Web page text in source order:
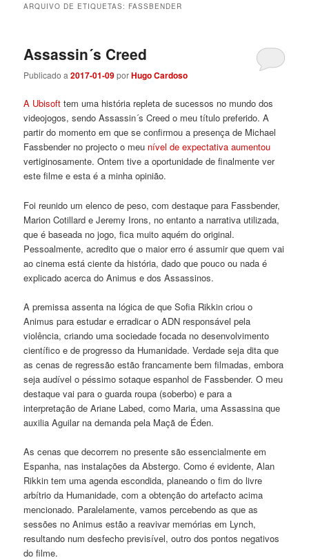
ARQUIVO DE ETIQUETAS: FASSBENDER
Assassin´s Creed
Publicado a2017-01-09porHugo Cardoso
A Ubisofttem uma história repleta de sucessos no mundo dos
videojogos, sendo Assassin´s Creed o meu título preferido. A
partir do momento em que se confirmou a presença de Michael
Fassbender no projecto o meu nível de expectativa aumentou
vertiginosamente. Ontem tive a oportunidade de finalmente ver
este filme e esta é a minha opinião.
Foi reunido um elenco de peso, com destaque para Fassbender,
Marion Cotillard e Jeremy Irons, no entanto a narrativa utilizada,
que é baseada no jogo, fica muito aquém do original.
Pessoalmente, acredito que o maior erro é assumir que quem vai
ao cinema está ciente da história, dado que pouco ou nada é
explicado acerca do Animus e dos Assassinos.
A premissa assenta na lógica de que Sofia Rikkin criou o
Animus para estudar e erradicar o ADN responsável pela
violência, criando uma sociedade focada no desenvolvimento
científico e de progresso da Humanidade. Verdade seja dita que
as cenas de regressão estão francamente bem filmadas, embora
seja audível o péssimo sotaque espanhol de Fassbender. O meu
destaque vai para o guarda roupa (soberbo) e para a
interpretação de Ariane Labed, como Maria, uma Assassina que
auxilia Aguilar na demanda pela Maçã de Éden.
As cenas que decorrem no presente são essencialmente em
Espanha, nas instalações da Abstergo. Como é evidente, Alan
Rikkin tem uma agenda escondida, planeando o fim do livre
arbítrio da Humanidade, com a obtenção do artefacto acima
mencionado. Paralelamente, vamos percebendo as que as
sessões no Animus estão a reavivar memórias em Lynch,
resultando num desfecho previsível, outro dos pontos negativos
do filme.